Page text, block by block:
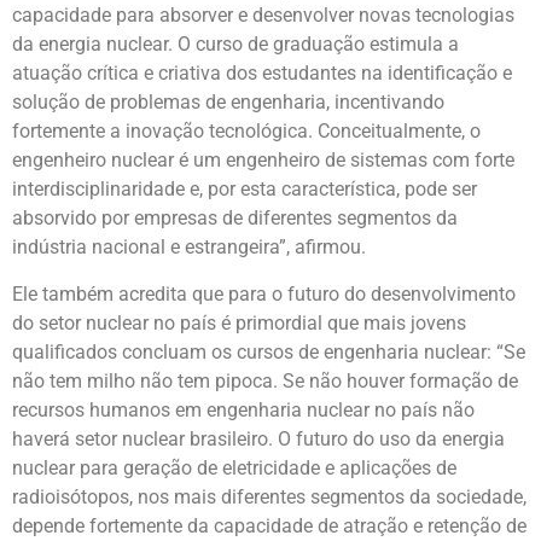
capacidade para absorver e desenvolver novas tecnologias
da energia nuclear. O curso de graduação estimula a
atuação crítica e criativa dos estudantes na identificação e
solução de problemas de engenharia, incentivando
fortemente a inovação tecnológica. Conceitualmente, o
engenheiro nuclear é um engenheiro de sistemas com forte
interdisciplinaridade e, por esta característica, pode ser
absorvido por empresas de diferentes segmentos da
indústria nacional e estrangeira”, afirmou.
Ele também acredita que para o futuro do desenvolvimento
do setor nuclear no país é primordial que mais jovens
qualificados concluam os cursos de engenharia nuclear: “Se
não tem milho não tem pipoca. Se não houver formação de
recursos humanos em engenharia nuclear no país não
haverá setor nuclear brasileiro. O futuro do uso da energia
nuclear para geração de eletricidade e aplicações de
radioisótopos, nos mais diferentes segmentos da sociedade,
depende fortemente da capacidade de atração e retenção de